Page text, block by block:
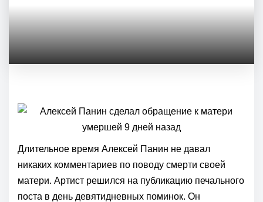
Длительное время Алексей Панин не давал
никаких комментариев по поводу смерти своей
матери. Артист решился на публикацию печального
поста в день девятидневных поминок. Он